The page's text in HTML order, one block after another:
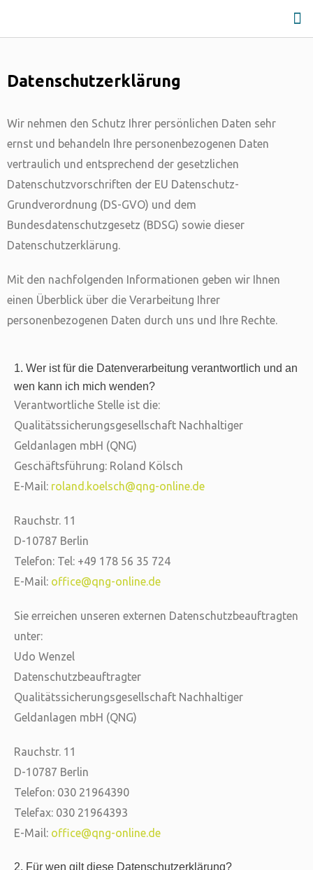
Datenschutzerklärung
Wir nehmen den Schutz Ihrer persönlichen Daten sehr
ernst und behandeln Ihre personenbezogenen Daten
vertraulich und entsprechend der gesetzlichen
Datenschutzvorschriften der EU Datenschutz-
Grundverordnung (DS-GVO) und dem
Bundesdatenschutzgesetz (BDSG) sowie dieser
Datenschutzerklärung.
Mit den nachfolgenden Informationen geben wir Ihnen
einen Überblick über die Verarbeitung Ihrer
personenbezogenen Daten durch uns und Ihre Rechte.
1. Wer ist für die Datenverarbeitung verantwortlich und an
wen kann ich mich wenden?
Verantwortliche Stelle ist die:
Qualitätssicherungsgesellschaft Nachhaltiger
Geldanlagen mbH (QNG)
Geschäftsführung: Roland Kölsch
E-Mail: roland.koelsch@qng-online.de
Rauchstr. 11
D-10787 Berlin
Telefon: Tel: +49 178 56 35 724
E-Mail: office@qng-online.de
Sie erreichen unseren externen Datenschutzbeauftragten
unter:
Udo Wenzel
Datenschutzbeauftragter
Qualitätssicherungsgesellschaft Nachhaltiger
Geldanlagen mbH (QNG)
Rauchstr. 11
D-10787 Berlin
Telefon: 030 21964390
Telefax: 030 21964393
E-Mail: office@qng-online.de
2. Für wen gilt diese Datenschutzerklärung?